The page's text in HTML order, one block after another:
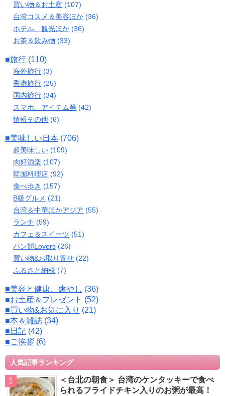
買い物＆お土産 (107)
台湾コスメ＆美容ほか (36)
ホテル、観光ほか (36)
お茶＆飲み物 (33)
■旅行 (110)
海外旅行 (3)
香港旅行 (25)
国内旅行 (34)
スマホ、アイテム等 (42)
情報その他 (6)
■美味しい日本 (706)
超美味しい (109)
肉好酒楽 (107)
韓国料理店 (92)
食べ歩き (157)
B級グルメ (21)
台湾＆中華ほかアジア (55)
ランチ (59)
カフェ＆スイーツ (51)
パン類Lovers (26)
買い物&お取り寄せ (22)
ふるさと納税 (7)
■美容と健康、癒やし (36)
■お土産＆プレゼント (52)
■買い物&お気に入り (21)
■本＆雑誌 (34)
■日記 (42)
■ご挨拶 (6)
人気記事ランキング
＜台北の朝食＞ 台湾のケンタッキーで食べ
られるフライドチキン入りのお粥が最高！